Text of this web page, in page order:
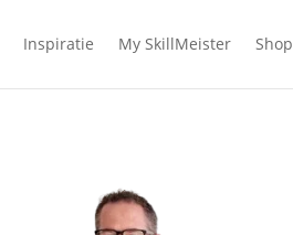
Inspiratie My SkillMeister Shop